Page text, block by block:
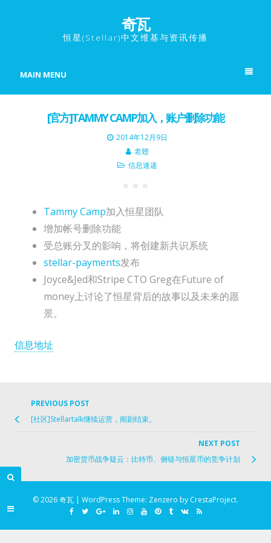
奇瓦
恒星(Stellar)中文维基与资讯传播
MAIN MENU
[官方]TAMMY CAMP加入，账户删除功能
2014年12月9日
老翅
信息速递
Tammy Camp加入恒星团队
增加帐号删除功能
受总账分叉的影响，将创建新共识系统
stellar-payments发布
Joyce&Jed和Stripe CTO Greg在Future of
money上讨论了恒星背后的故事以及未来的愿
景。
信息地址
Post
navigation
PREVIOUS POST
[社区]Stellartalk继续运营，闹剧结束。
link
NEXT POST
加密货币战争疑云：比特币、侧链与恒星币的竞争计划
© 2026 奇瓦 | WordPress Theme: Zenzero by CrestaProject.
Facebook
TwitterGoogleLinkedinInstagramYouTubePinterest
TumblrVK RSS